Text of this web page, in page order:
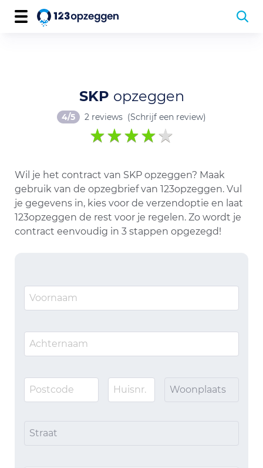
SKP opzeggen
4/5 2 reviews (Schrijf een review)
Wil je het contract van SKP opzeggen? Maak
gebruik van de opzegbrief van 123opzeggen. Vul
je gegevens in, kies voor de verzendoptie en laat
123opzeggen de rest voor je regelen. Zo wordt je
contract eenvoudig in 3 stappen opgezegd!
Woonplaats
Straat